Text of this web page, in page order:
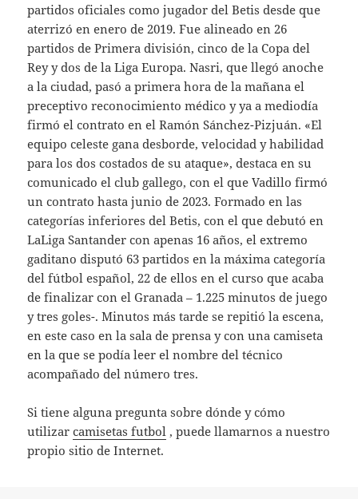
partidos oficiales como jugador del Betis desde que
aterrizó en enero de 2019. Fue alineado en 26
partidos de Primera división, cinco de la Copa del
Rey y dos de la Liga Europa. Nasri, que llegó anoche
a la ciudad, pasó a primera hora de la mañana el
preceptivo reconocimiento médico y ya a mediodía
firmó el contrato en el Ramón Sánchez-Pizjuán. «El
equipo celeste gana desborde, velocidad y habilidad
para los dos costados de su ataque», destaca en su
comunicado el club gallego, con el que Vadillo firmó
un contrato hasta junio de 2023. Formado en las
categorías inferiores del Betis, con el que debutó en
LaLiga Santander con apenas 16 años, el extremo
gaditano disputó 63 partidos en la máxima categoría
del fútbol español, 22 de ellos en el curso que acaba
de finalizar con el Granada – 1.225 minutos de juego
y tres goles-. Minutos más tarde se repitió la escena,
en este caso en la sala de prensa y con una camiseta
en la que se podía leer el nombre del técnico
acompañado del número tres.
Si tiene alguna pregunta sobre dónde y cómo
utilizarcamisetas futbol , puede llamarnos a nuestro
propio sitio de Internet.